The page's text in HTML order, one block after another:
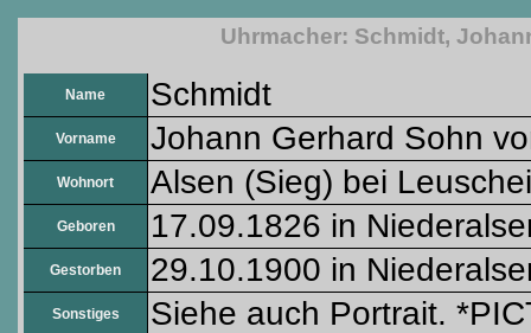
Uhrmacher: Schmidt,
Name Schmidt
Vorname Johann Gerhard Sohn
Wohnort Alsen (Sieg) bei
Geboren 17.09.1826 in
Gestorben 29.10.1900 in
Sonstiges Siehe auch Portrait.